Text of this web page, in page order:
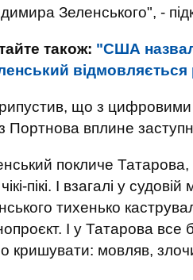
Зеленського", -
також: "США
відмовляється
що з
Портнова вплине
покличе
пікі. І взагалі у
тихенько
І у Татарова все
кришувати: мовляв,